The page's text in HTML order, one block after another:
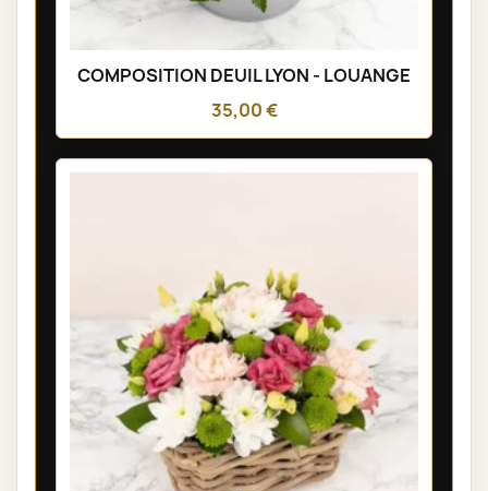
COMPOSITION DEUIL LYON - LOUANGE
35,00 €